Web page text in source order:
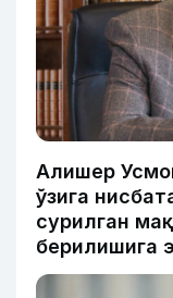
Алишер
ўзига
сурилган
берилишига